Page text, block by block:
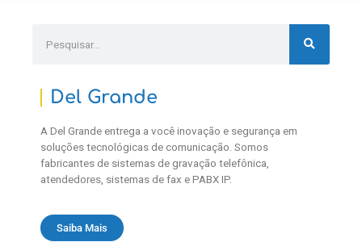
Del Grande
A Del Grande entrega a você inovação e segurança em
soluções tecnológicas de comunicação. Somos
fabricantes de sistemas de gravação telefônica,
atendedores, sistemas de fax e PABX IP.
Saiba Mais